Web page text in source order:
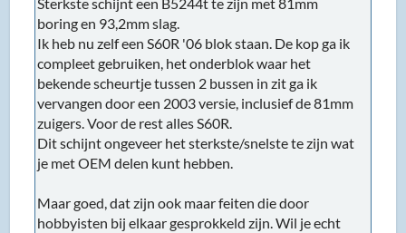
Sterkste schijnt een B5244t te zijn met 81mm
boring en 93,2mm slag.
Ik heb nu zelf een S60R '06 blok staan. De kop ga ik
compleet gebruiken, het onderblok waar het
bekende scheurtje tussen 2 bussen in zit ga ik
vervangen door een 2003 versie, inclusief de 81mm
zuigers. Voor de rest alles S60R.
Dit schijnt ongeveer het sterkste/snelste te zijn wat
je met OEM delen kunt hebben.
Maar goed, dat zijn ook maar feiten die door
hobbyisten bij elkaar gesprokkeld zijn. Wil je echt